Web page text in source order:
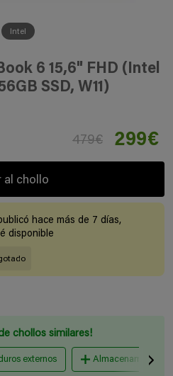
Intel
6 15,6" FHD (Intel
SSD, W11)
479€ 299€
al chollo
hace más de 7 días,
disponible
chollos similares!
externos Almacenamiento